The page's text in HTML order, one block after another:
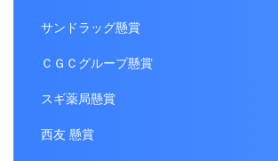
サンドラッグ懸賞
ＣＧＣグループ懸賞
スギ薬局懸賞
西友 懸賞